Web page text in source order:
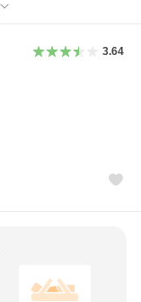
3.64